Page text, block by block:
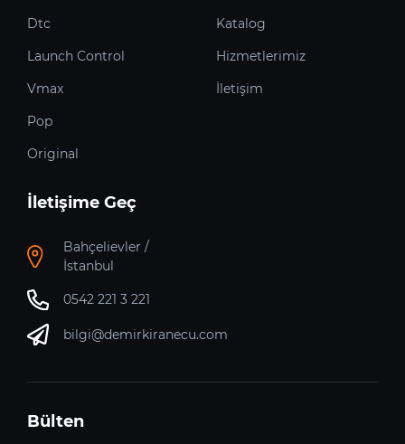
Dtc
Launch Control
Vmax
Pop
Original
Katalog
Hizmetlerimiz
İletişim
İletişime Geç
Bahçelievler /
İstanbul
0542 221 3 221
bilgi@demirkiranecu.com
Bülten